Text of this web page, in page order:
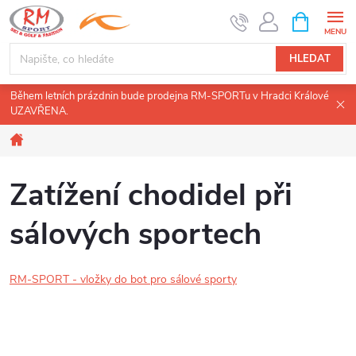
Přejít
na
obsah
HLEDAT
NÁKUPNÍ
KOŠÍK
Během letních prázdnin bude prodejna RM-SPORTu v Hradci Králové
UZAVŘENA.
Zatížení chodidel při
sálových sportech
RM-SPORT - vložky do bot pro sálové sporty